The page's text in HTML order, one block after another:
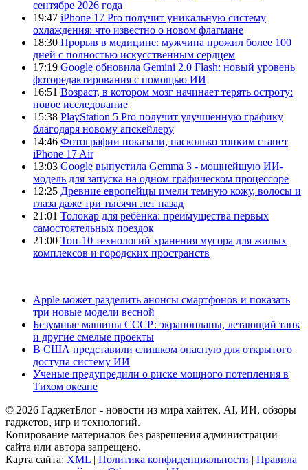
сентябре 2026 года
19:47 iPhone 17 Pro получит уникальную систему
охлаждения: что известно о новом флагмане
18:30 Прорыв в медицине: мужчина прожил более 100
дней с полностью искусственным сердцем
17:19 Google обновила Gemini 2.0 Flash: новый уровень
фоторедактирования с помощью ИИ
16:51 Возраст, в котором мозг начинает терять остроту:
новое исследование
15:38 PlayStation 5 Pro получит улучшенную графику
благодаря новому апскейлеру
14:46 Фотографии показали, насколько тонким станет
iPhone 17 Air
13:03 Google выпустила Gemma 3 - мощнейшую ИИ-
модель для запуска на одном графическом процессоре
12:25 Древние европейцы имели темную кожу, волосы и
глаза даже три тысячи лет назад
21:01 Толокар для ребёнка: преимущества первых
самостоятельных поездок
21:00 Топ-10 технологий хранения мусора для жилых
комплексов и городских пространств
Apple может разделить анонсы смартфонов и показать
три новые модели весной
Безумные машины СССР: экранопланы, летающий танк
и другие смелые проекты
В США представили слишком опасную для открытого
доступа систему ИИ
Ученые предупредили о риске мощного потепления в
Тихом океане
© 2026 ГаджетБлог - новости из мира хайтек, AI, ИИ, обзоры
гаджетов, игр и технологий.
Копирование материалов без разрешения администрации
сайта или автора запрещено.
Карта сайта: XML | Политика конфиденциальности | Правила